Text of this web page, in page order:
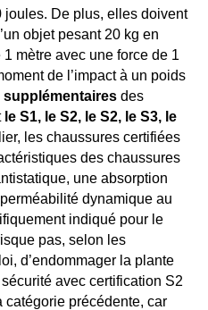
joules. De plus, elles doivent
objet pesant 20 kg en
mètre avec une force de 1
de l’impact à un poids
supplémentaires des
le S1, le S2, le S2, le S3, le
les chaussures certifiées
des chaussures
une absorption
dynamique au
indiqué pour le
pas, selon les
d’endommager la plante
avec certification S2
précédente, car